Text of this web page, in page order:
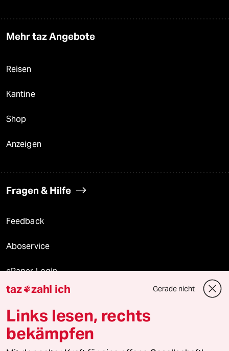
Mehr taz Angebote
Reisen
Kantine
Shop
Anzeigen
Fragen & Hilfe
Feedback
Aboservice
ePaper Login
Downloads für Abonnierende
© 2026 taz Verlags und Vertriebs GmbH
taz zahl ich Gerade nicht
Links lesen, rechts
bekämpfen